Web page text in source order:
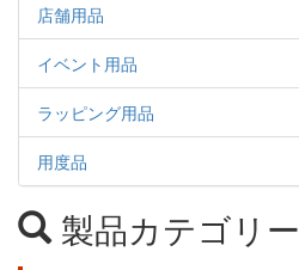
店舗用品
イベント用品
ラッピング用品
用度品
製品カテゴリー